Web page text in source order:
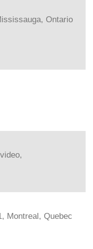
Ontario
Montreal, Quebec